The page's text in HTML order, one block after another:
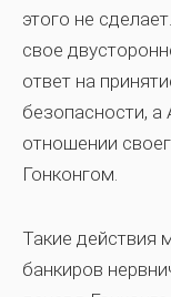
этого не
свое
ответ на
безопасности,
отношении
Гонконгом.
Такие действия
банкиров